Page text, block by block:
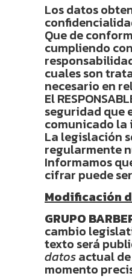
Los datos
Que de
cumpliendo
cuales son
necesario en
El
seguridad que
comunicado la
La legislación
regularmente
Informamos
cifrar puede
Modificación
GRUPO
cambio
texto será
datosactual de
momento